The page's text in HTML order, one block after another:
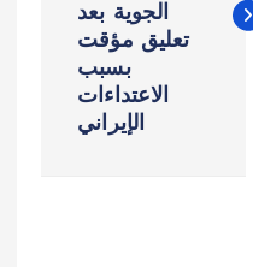
الجوية بعد
تعليق مؤقت
بسبب
الاعتداءات
الإيراني